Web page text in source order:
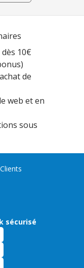
10€
de
web et en
sous
sécurisé